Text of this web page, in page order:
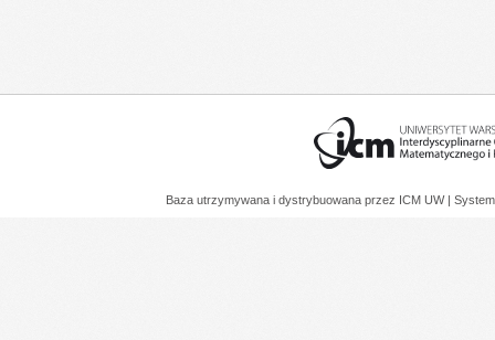
Baza utrzymywana i dystrybuowana przez ICM UW |